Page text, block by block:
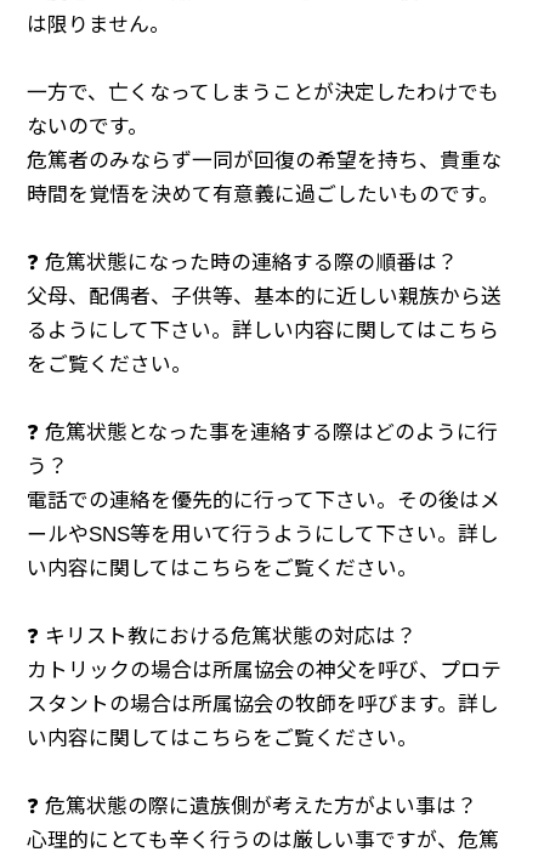
は限りません。
一方で、亡くなってしまうことが決定したわけでも
ないのです。
危篤者のみならず一同が回復の希望を持ち、貴重な
時間を覚悟を決めて有意義に過ごしたいものです。
❓ 危篤状態になった時の連絡する際の順番は？
父母、配偶者、子供等、基本的に近しい親族から送
るようにして下さい。詳しい内容に関してはこちら
をご覧ください。
❓ 危篤状態となった事を連絡する際はどのように行
う？
電話での連絡を優先的に行って下さい。その後はメ
ールやSNS等を用いて行うようにして下さい。詳し
い内容に関してはこちらをご覧ください。
❓ キリスト教における危篤状態の対応は？
カトリックの場合は所属協会の神父を呼び、プロテ
スタントの場合は所属協会の牧師を呼びます。詳し
い内容に関してはこちらをご覧ください。
❓ 危篤状態の際に遺族側が考えた方がよい事は？
心理的にとても辛く行うのは厳しい事ですが、危篤